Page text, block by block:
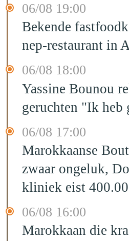
06/08 19:00
Bekende
nep-restaurant in
06/08 18:00
Yassine Bounou
geruchten "Ik heb
06/08 17:00
Marokkaanse
zwaar ongeluk,
kliniek eist
06/08 16:00
Marokkaan die